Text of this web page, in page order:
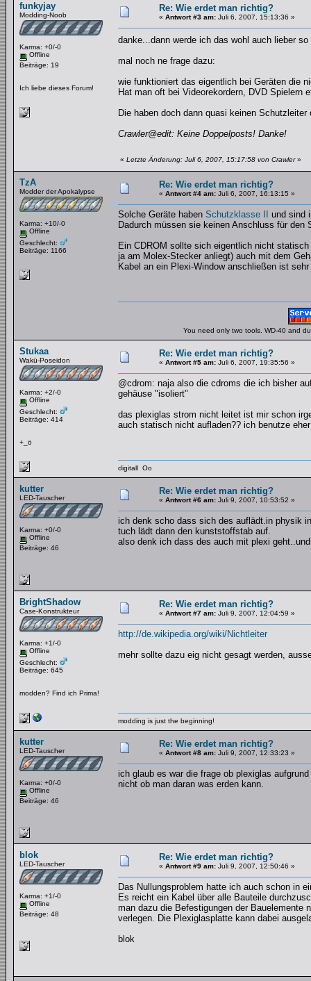
funkyjay
Modding-Noob
Karma: +0/-0
Offline
Beiträge: 19
Ich liebe dieses Forum!
Re: Wie erdet man richtig?
« Antwort #3 am: Juli 6, 2007, 15:13:36 »
danke...dann werde ich das wohl auch lieber
mal noch ne frage dazu:
wie funktioniert das eigentlich bei Geräten die
Hat man oft bei Videorekordern, DVD Spielern
Die haben doch dann quasi keinen Schutzleiter
Crawler@edit: Keine Doppelposts! Danke!
« Letzte Änderung: Juli 6, 2007, 15:17:58 von Crawler»
TzA
Modder der Apokalypse
Karma: +10/-0
Offline
Geschlecht:
Beiträge: 1166
Re: Wie erdet man richtig?
« Antwort #4 am: Juli 6, 2007, 16:13:15 »
Solche Geräte haben Schutzklasse II
und sind
Dadurch müssen sie keinen Anschluss für den
Ein CDROM sollte sich eigentlich nicht
ja am Molex-Stecker anliegt) auch mit dem
Kabel an ein Plexi-Window anschließen ist
You need only two tools. WD-40 and
Stukaa
Wakü-Poseidon
Karma: +2/-0
Offline
Geschlecht:
Beiträge: 414
+_ö
Re: Wie erdet man richtig?
« Antwort #5 am: Juli 6, 2007, 19:35:56 »
@cdrom: naja also die cdroms die ich bisher
gehäuse "isoliert"
das plexiglas strom nicht leitet ist mir schon
auch statisch nicht aufladen?? ich benutze
digitall Oo
kutter
LED-Tauscher
Karma: +0/-0
Offline
Beiträge: 46
Re: Wie erdet man richtig?
« Antwort #6 am: Juli 9, 2007, 10:53:52 »
ich denk scho dass sich des auflädt.in physik
tuch lädt dann den kunststoffstab auf.
also denk ich dass des auch mit plexi
BrightShadow
Case-Konstrukteur
Karma: +1/-0
Offline
Geschlecht:
Beiträge: 645
modden? Find ich Prima!
Re: Wie erdet man richtig?
« Antwort #7 am: Juli 9, 2007, 12:04:59 »
http://de.wikipedia.org/wiki/Nichtleiter
mehr sollte dazu eig nicht gesagt werden,
modding is just the beginning!
kutter
LED-Tauscher
Karma: +0/-0
Offline
Beiträge: 46
Re: Wie erdet man richtig?
« Antwort #8 am: Juli 9, 2007, 12:33:23 »
ich glaub es war die frage ob plexiglas
nicht ob man daran was erden kann.
blok
LED-Tauscher
Karma: +1/-0
Offline
Beiträge: 48
Re: Wie erdet man richtig?
« Antwort #9 am: Juli 9, 2007, 12:50:46 »
Das Nullungsproblem hatte ich auch schon in
Es reicht ein Kabel über alle Bauteile
man dazu die Befestigungen der Bauelemente
verlegen. Die Plexiglasplatte kann dabei
blok